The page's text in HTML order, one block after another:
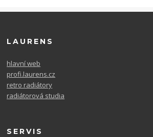
LAURENS
hlavní web
profi.laurens.cz
retro radiátory
radiátorová studia
SERVIS